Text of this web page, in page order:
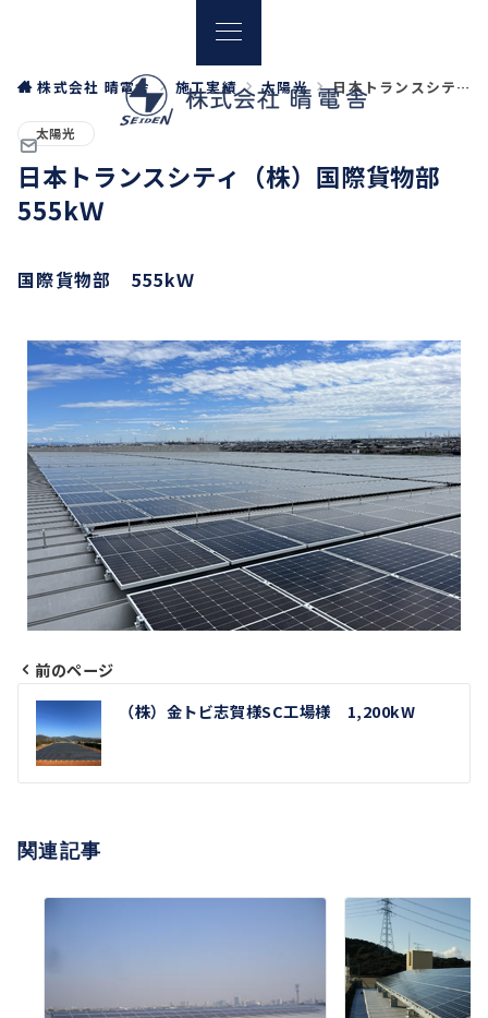
株式会社 晴電舎 施工実績 太陽光 日本トランスシティ（株）国際貨物部 555kＷ
太陽光
日本トランスシティ（株）国際貨物部
555kＷ
国際貨物部 555kＷ
投
稿
ナ
ゲ
前のページ
（株）金トビ志賀様SC工場様 1,200kW
関連記事